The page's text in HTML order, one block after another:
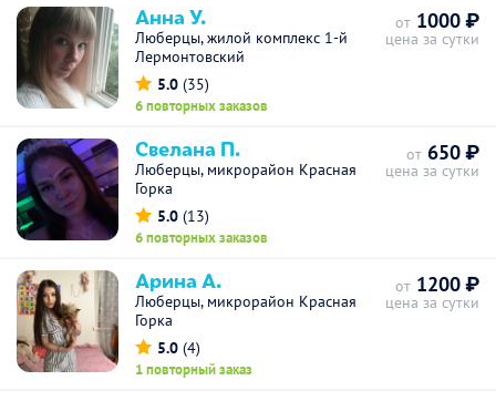
Анна У.
Люберцы, жилой комплекс 1-й
Лермонтовский
5.0 (35)
6 повторных заказов
от 1000 ₽
цена за сутки
Свелана П.
Люберцы, микрорайон Красная
Горка
5.0 (13)
6 повторных заказов
от 650 ₽
цена за сутки
Арина А.
Люберцы, микрорайон Красная
Горка
5.0 (4)
1 повторный заказ
от 1200 ₽
цена за сутки